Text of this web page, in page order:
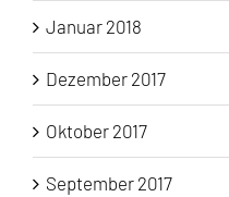
Januar 2018
Dezember 2017
Oktober 2017
September 2017